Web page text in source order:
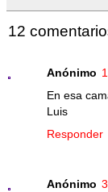
12
Anónimo
En esa
Luis
Responder
Anónimo